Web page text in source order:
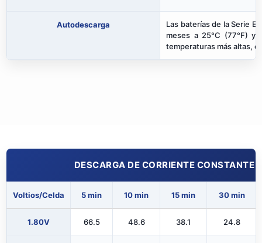
Autodescarga
Las baterías de la Serie
meses a 25°C (77°F) y
temperaturas más altas,
DESCARGA DE CORRIENTE
Voltios/Celda 5 min 10 min 15 min 30 min
1.80V 66.5 48.6 38.1 24.8